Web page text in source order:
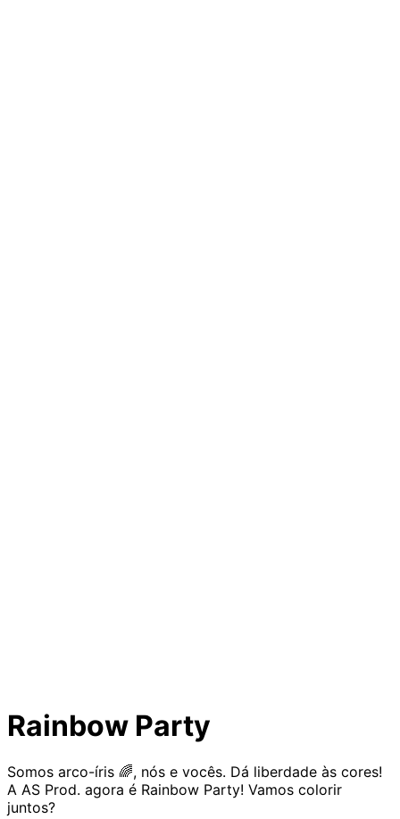
Rainbow Party
Somos arco-íris 🌈, nós e vocês. Dá liberdade às cores!
A AS Prod. agora é Rainbow Party! Vamos colorir
juntos?